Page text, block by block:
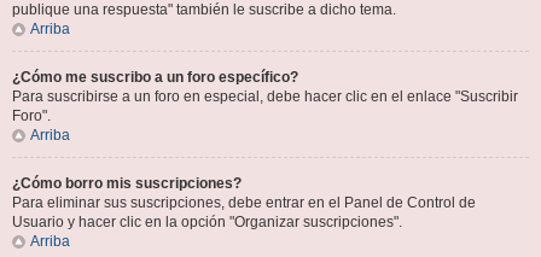
publique una respuesta" también le suscribe a dicho tema.
Arriba
¿Cómo me suscribo a un foro específico?
Para suscribirse a un foro en especial, debe hacer clic en el enlace "Suscribir
Foro".
Arriba
¿Cómo borro mis suscripciones?
Para eliminar sus suscripciones, debe entrar en el Panel de Control de
Usuario y hacer clic en la opción "Organizar suscripciones".
Arriba